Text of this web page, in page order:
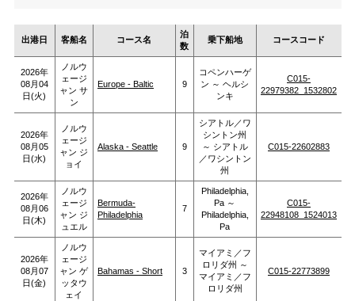
出港日 客船名 コース名
泊
数
乗下船地 コースコード
2026年
08月04
日(火)
ノルウ
ェージ
ャン サ
ン
Europe - Baltic 9
コペンハーゲ
ン ～ ヘルシ
ンキ
C015-
22979382_1532802
2026年
08月05
日(水)
ノルウ
ェージ
ャン ジ
ョイ
Alaska - Seattle 9
シアトル／ワ
シントン州
～ シアトル
／ワシントン
州
C015-22602883
2026年
08月06
日(木)
ノルウ
ェージ
ャン ジ
ュエル
Bermuda-
Philadelphia
7
Philadelphia,
Pa ～
Philadelphia,
Pa
C015-
22948108_1524013
2026年
08月07
日(金)
ノルウ
ェージ
ャン ゲ
ッタウ
ェイ
Bahamas - Short 3
マイアミ／フ
ロリダ州 ～
マイアミ／フ
ロリダ州
C015-22773899